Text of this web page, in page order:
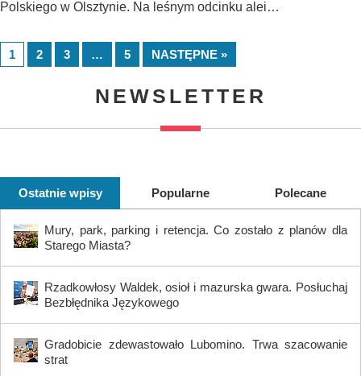
Polskiego w Olsztynie. Na leśnym odcinku alei…
1 2 3 … 5 NASTĘPNE »
NEWSLETTER
Ostatnie wpisy Popularne Polecane
Mury, park, parking i retencja. Co zostało z planów dla
Starego Miasta?
Rzadkowłosy Waldek, osioł i mazurska gwara. Posłuchaj
Bezbłędnika Językowego
Gradobicie zdewastowało Lubomino. Trwa szacowanie
strat